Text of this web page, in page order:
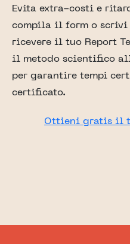
Evita extra-costi e
compila il form o scrivi
ricevere il tuo Report
il metodo scientifico
per garantire tempi
certificato.
Ottieni gratis il